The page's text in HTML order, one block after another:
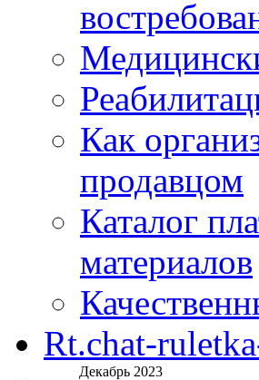
Как
продавцом
Каталог
материалов
Rt.chat-
Декабрь 2023